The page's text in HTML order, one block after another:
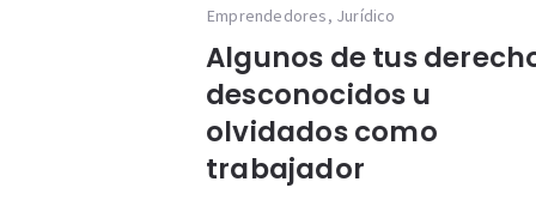
Emprendedores, Jurídico
Algunos de tus
desconocidos u
olvidados como
trabajador